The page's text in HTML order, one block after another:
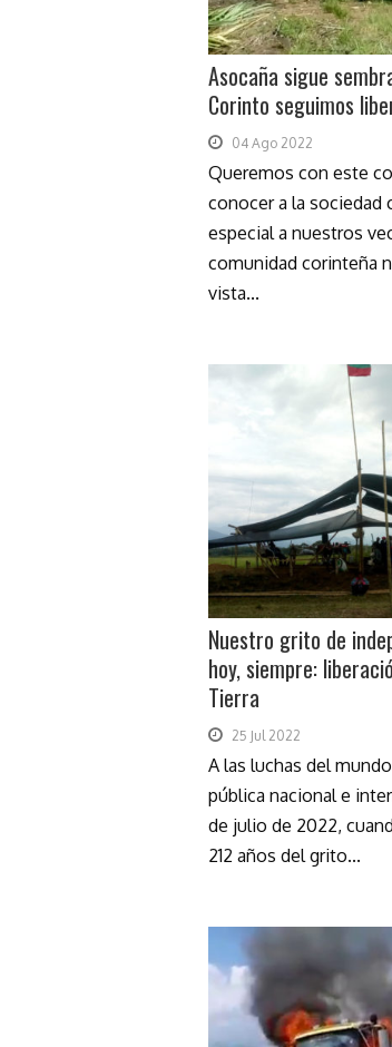
Asocaña sigue
Corinto seguimos
04 Ago 2022
Queremos con este
conocer a la sociedad
especial a nuestros
comunidad corinteña
vista...
Nuestro grito de
hoy, siempre:
Tierra
25 Jul 2022
A las luchas del
pública nacional e
de julio de 2022,
212 años del grito...